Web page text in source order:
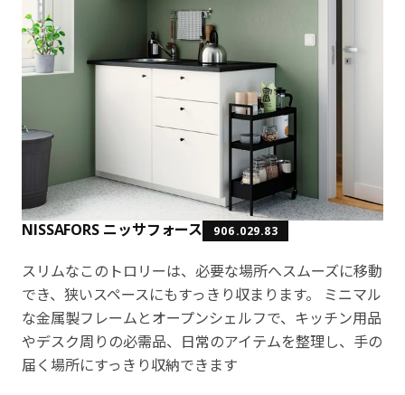
NISSAFORS ニッサフォース 906.029.83
スリムなこのトロリーは、必要な場所へスムーズに移動
でき、狭いスペースにもすっきり収まります。 ミニマル
な金属製フレームとオープンシェルフで、キッチン用品
やデスク周りの必需品、日常のアイテムを整理し、手の
届く場所にすっきり収納できます